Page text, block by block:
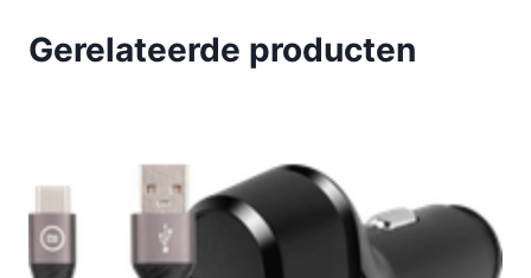
Gerelateerde producten